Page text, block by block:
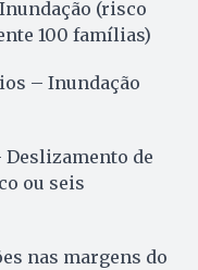
(risco
100 famílias)
– Inundação
Deslizamento de
ou seis
nas margens do